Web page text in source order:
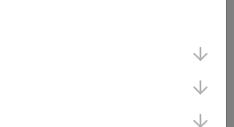
meer organisaties
parcours op in
Waar moet je vooral
Wij geven je 7